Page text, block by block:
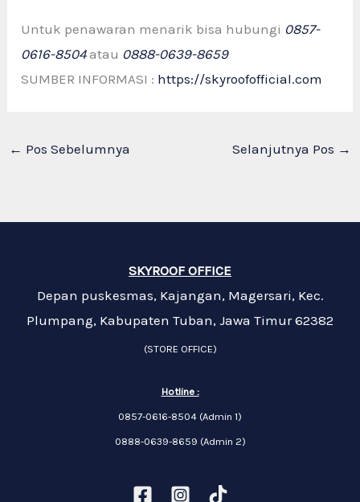
Untuk penawaran menarik bisa hubungi 0857-
0616-8504atau 0888-0639-8659
SUMBER INFORMASI : https://skyroofofficial.com
← Pos Sebelumnya Selanjutnya Pos →
SKYROOF OFFICE
Depan puskesmas, Kajangan, Magersari, Kec.
Plumpang, Kabupaten Tuban, Jawa Timur 62382
(STORE OFFICE)
Hotline :
0857-0616-8504 (Admin 1)
0888-0639-8659 (Admin 2)